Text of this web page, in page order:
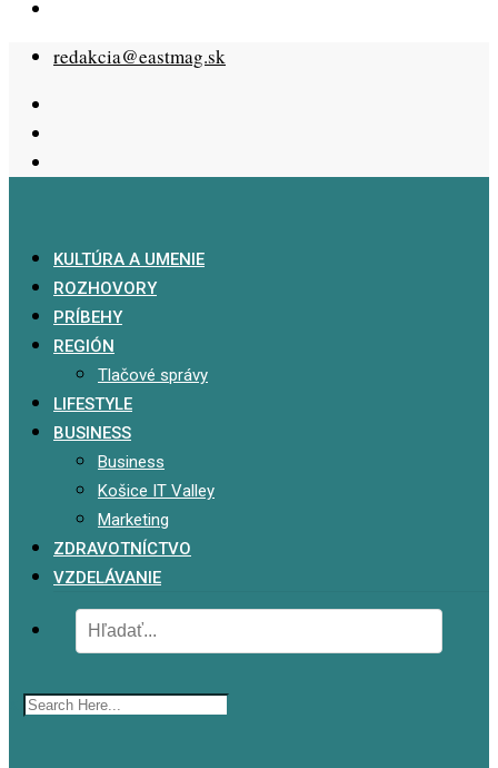
Skip
content
redakcia@eastmag.sk
KULTÚRA A UMENIE
ROZHOVORY
PRÍBEHY
REGIÓN
Tlačové správy
LIFESTYLE
BUSINESS
Business
Košice IT Valley
Marketing
ZDRAVOTNÍCTVO
VZDELÁVANIE